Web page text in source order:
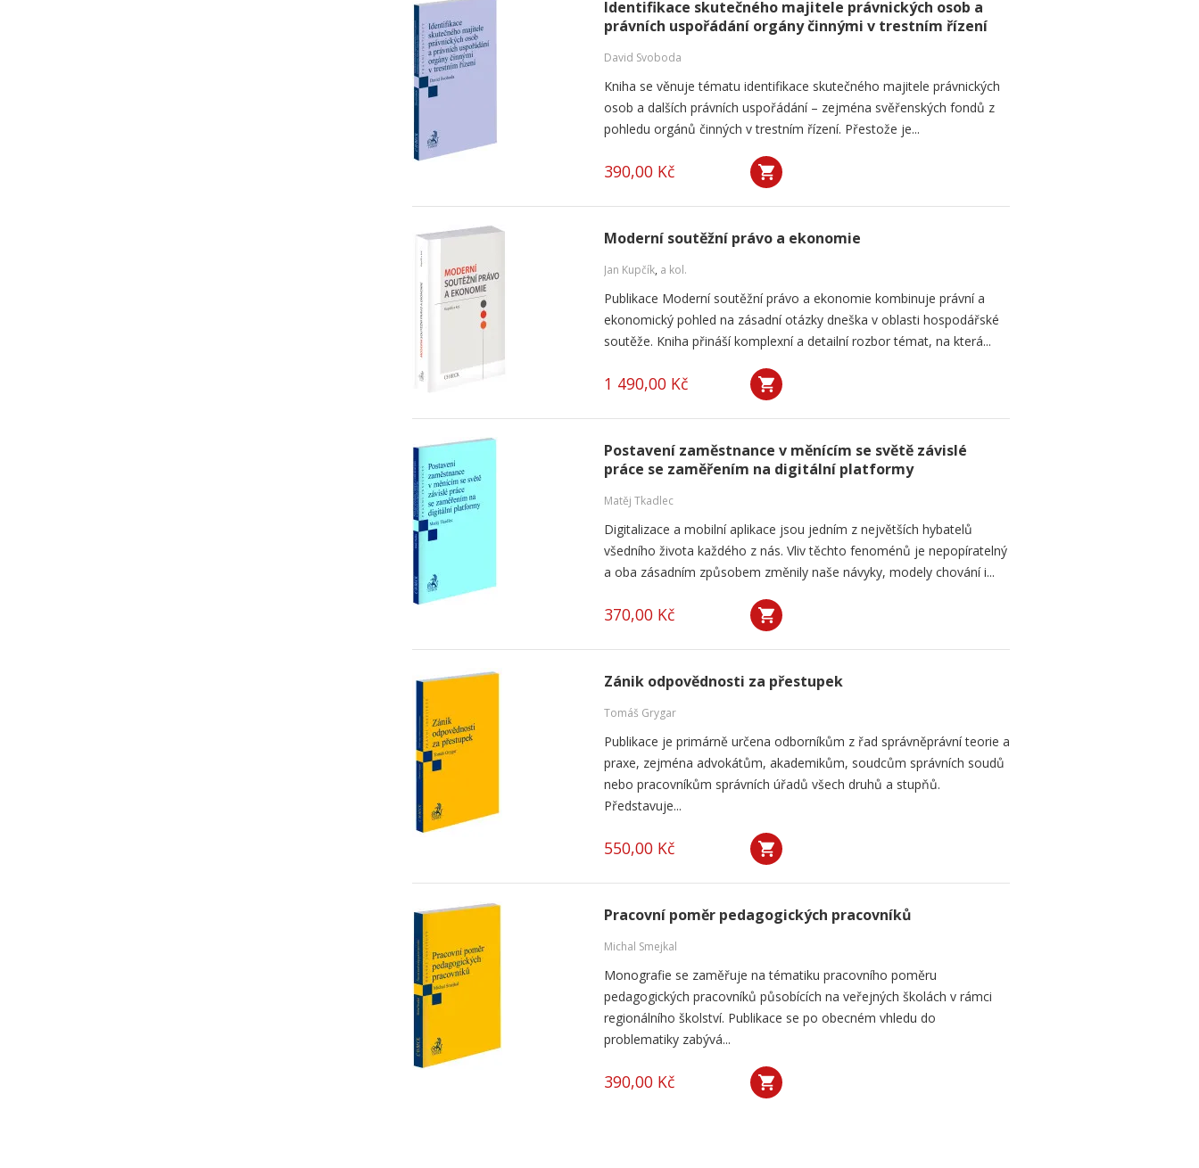
Identifikace skutečného majitele právnických osob a
právních uspořádání orgány činnými v trestním řízení
David Svoboda
Kniha se věnuje tématu identifikace skutečného majitele právnických
osob a dalších právních uspořádání – zejména svěřenských fondů z
pohledu orgánů činných v trestním řízení. Přestože je...
390,00 Kč
Moderní soutěžní právo a ekonomie
Jan Kupčík, a kol.
Publikace Moderní soutěžní právo a ekonomie kombinuje právní a
ekonomický pohled na zásadní otázky dneška v oblasti hospodářské
soutěže. Kniha přináší komplexní a detailní rozbor témat, na která...
1 490,00 Kč
Postavení zaměstnance v měnícím se světě závislé
práce se zaměřením na digitální platformy
Matěj Tkadlec
Digitalizace a mobilní aplikace jsou jedním z největších hybatelů
všedního života každého z nás. Vliv těchto fenoménů je nepopíratelný
a oba zásadním způsobem změnily naše návyky, modely chování i...
370,00 Kč
Zánik odpovědnosti za přestupek
Tomáš Grygar
Publikace je primárně určena odborníkům z řad správněprávní teorie a
praxe, zejména advokátům, akademikům, soudcům správních soudů
nebo pracovníkům správních úřadů všech druhů a stupňů.
Představuje...
550,00 Kč
Pracovní poměr pedagogických pracovníků
Michal Smejkal
Monografie se zaměřuje na tématiku pracovního poměru
pedagogických pracovníků působících na veřejných školách v rámci
regionálního školství. Publikace se po obecném vhledu do
problematiky zabývá...
390,00 Kč